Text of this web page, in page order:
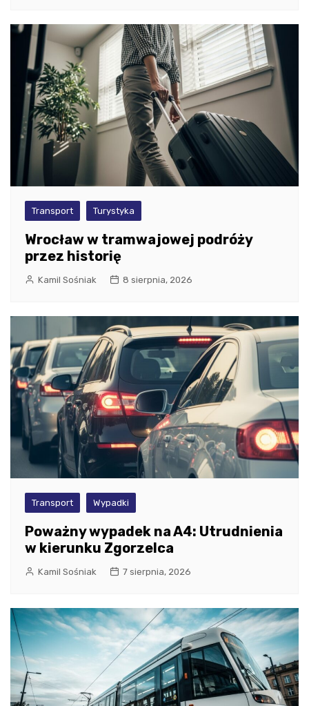
Transport Turystyka
Wrocław w tramwajowej podróży
przez historię
Kamil Sośniak 8 sierpnia, 2026
Transport Wypadki
Poważny wypadek na A4: Utrudnienia
w kierunku Zgorzelca
Kamil Sośniak 7 sierpnia, 2026